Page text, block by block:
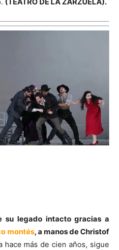
su legado intacto gracias a
montés, a manos de Christof
hace más de cien años, sigue